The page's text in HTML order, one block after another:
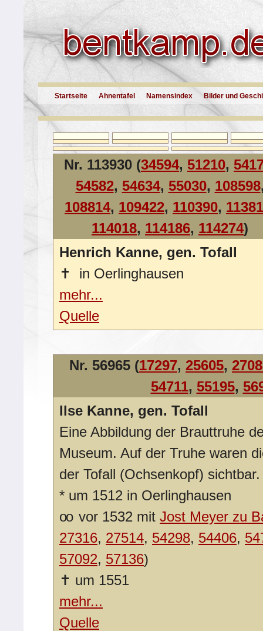
Startseite Ahnentafel Namensindex Bilder und
Nr. 113930 (34594, 51210,
54582, 54634, 55030, 108598
108814, 109422, 110390,
114018, 114186, 114274)
Henrich Kanne, gen. Tofall
✝
in Oerlinghausen
mehr...
Quelle
Nr. 56965 (17297, 25605,
54711, 55195,
Ilse Kanne, gen. Tofall
Eine Abbildung der Brauttruhe
Museum. Auf der Truhe waren
der Tofall (Ochsenkopf) sichtbar.
* um 1512 in Oerlinghausen
oo vor 1532 mitJost Meyer zu
27316, 27514, 54298, 54406,
57092, 57136)
✝ um 1551
mehr...
Quelle